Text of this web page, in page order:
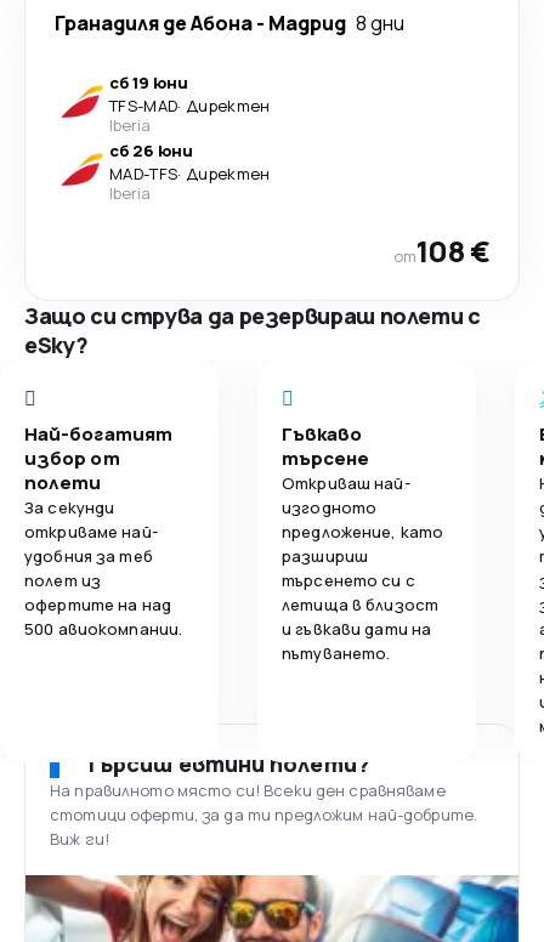
Гранадиля де Абона- Мадрид 8 дни
сб 19 юни
TFS-MAD· Директен
Iberia
сб 26 юни
MAD-TFS· Директен
Iberia
от108 €
Защо си струва да резервираш полети с
eSky?
Най-богатият
избор от
полети
За секунди
откриваме най-
удобния за теб
полет из
офертите на над
500 авиокомпании.
Гъвкаво
търсене
Откриваш най-
изгодното
предложение, като
разшириш
търсенето си с
летища в близост
и гъвкави дати на
пътуването.
Търсиш евтини полети?
На правилното място си! Всеки ден сравняваме
стотици оферти, за да ти предложим най-добрите.
Виж ги!